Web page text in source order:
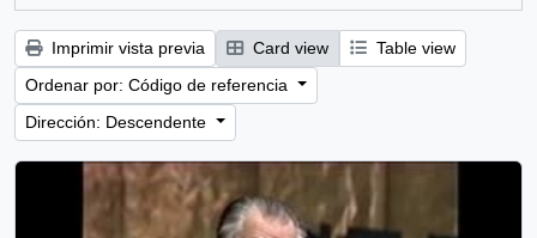
Imprimir vista previa Card view
Table view
Ordenar por: Código de referencia
Dirección: Descendente